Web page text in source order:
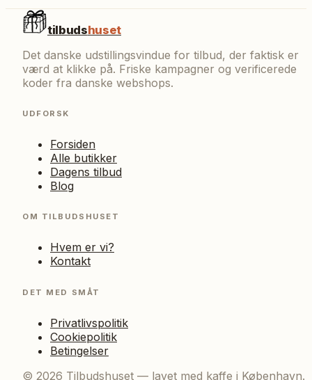
tilbudshuset
Det danske udstillingsvindue for tilbud, der faktisk er
værd at klikke på. Friske kampagner og verificerede
koder fra danske webshops.
UDFORSK
Forsiden
Alle butikker
Dagens tilbud
Blog
OM TILBUDSHUSET
Hvem er vi?
Kontakt
DET MED SMÅT
Privatlivspolitik
Cookiepolitik
Betingelser
© 2026 Tilbudshuset — lavet med kaffe i København.